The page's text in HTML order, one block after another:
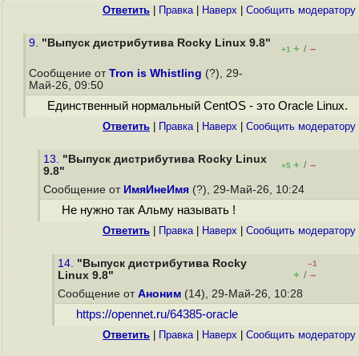
Ответить Правка| Наверх Cообщить модератору
9. "Выпуск дистрибутива Rocky Linux 9.8"
+1 + / –
Сообщение от Tron is Whistling (?), 29-
Май-26, 09:50
Единственный нормальный CentOS - это Oracle Linux.
Ответить Правка| Наверх Cообщить модератору
13. "Выпуск дистрибутива Rocky Linux
9.8"
+5 + / –
Сообщение от ИмяИнеИмя (?), 29-Май-26, 10:24
Не нужно так Альму называть !
Ответить Правка| Наверх Cообщить модератору
14. "Выпуск дистрибутива Rocky
Linux 9.8"
–1
+ / –
Сообщение от Аноним (14), 29-Май-26, 10:28
https://opennet.ru/64385-oracle
Ответить Правка| Наверх Cообщить модератору